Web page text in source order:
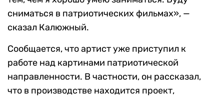
сниматься в патриотических фильмах», —
сказал Калюжный.
Сообщается, что артист уже приступил к
работе над картинами патриотической
направленности. В частности, он рассказал,
что в производстве находится проект,